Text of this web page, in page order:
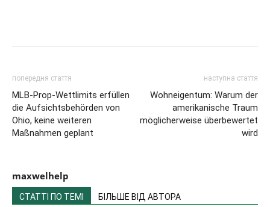
попередня стаття
MLB-Prop-Wettlimits erfüllen
die Aufsichtsbehörden von
Ohio, keine weiteren
Maßnahmen geplant
наступна стаття
Wohneigentum: Warum der
amerikanische Traum
möglicherweise überbewertet
wird
maxwelhelp
СТАТТІ ПО ТЕМІ БІЛЬШЕ ВІД АВТОРА